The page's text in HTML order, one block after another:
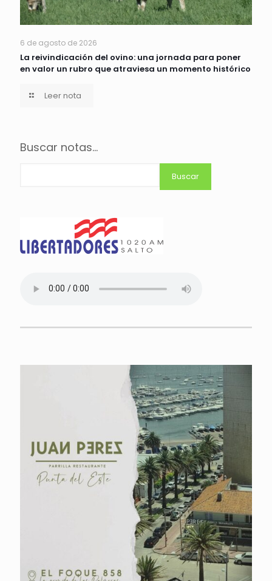
6 de agosto de 2026
La reivindicación del ovino: una jornada para poner
en valor un rubro que atraviesa un momento histórico
Leer nota
Buscar notas...
Buscar